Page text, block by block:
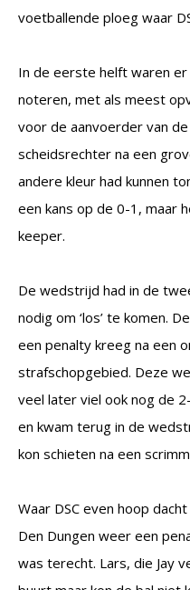
voetballende ploeg waar
In de eerste helft waren
noteren, met als meest
voor de aanvoerder van
scheidsrechter na een
andere kleur had kunnen
een kans op de 0-1, maar
keeper.
De wedstrijd had in de
nodig om ‘los’ te komen.
een penalty kreeg na een
strafschopgebied. Deze
veel later viel ook nog de
en kwam terug in de
kon schieten na een
Waar DSC even hoop
Den Dungen weer een
was terecht. Lars, die Jay